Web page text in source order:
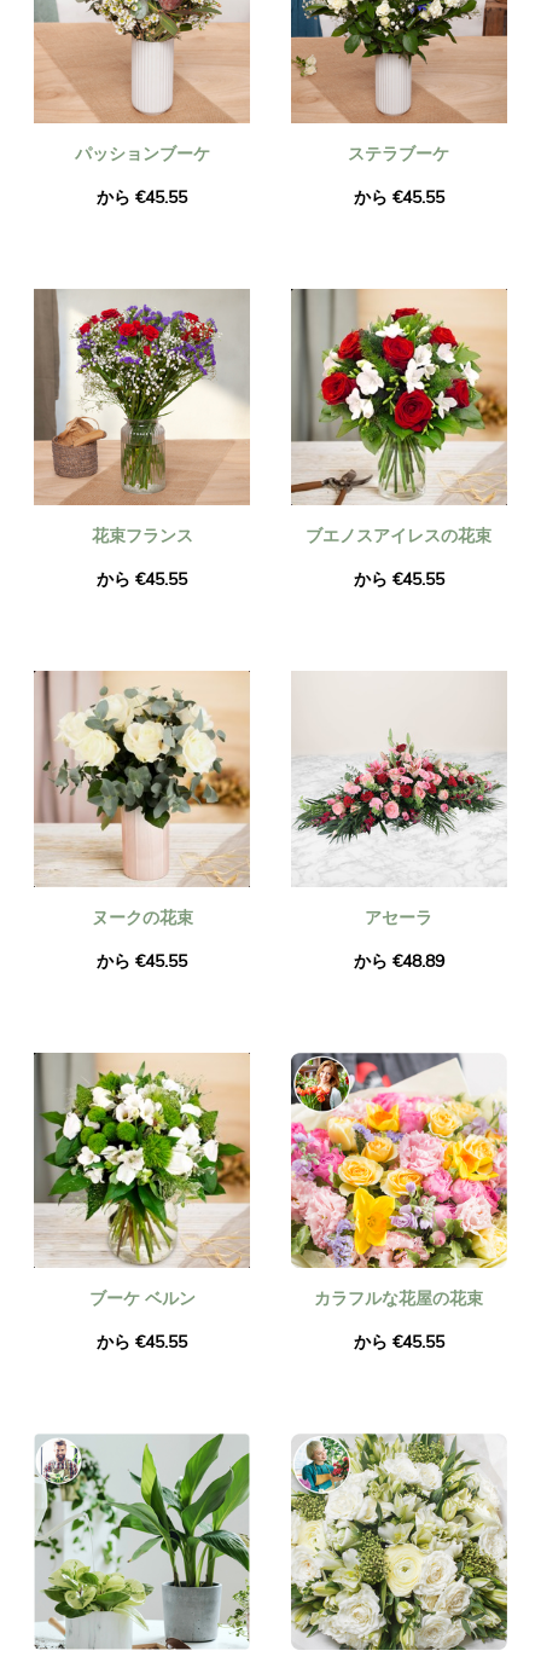
パッションブーケ
から €45.55
ステラブーケ
から €45.55
花束フランス
から €45.55
ブエノスアイレスの花束
から €45.55
ヌークの花束
から €45.55
アセーラ
から €48.89
ブーケ ベルン
から €45.55
カラフルな花屋の花束
から €45.55